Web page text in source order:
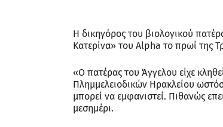
Η δικηγόρος του βιολογικού
Κατερίνα» του Alpha το πρωί της
«Ο πατέρας του Άγγελου είχε
Πλημμελειοδικών Ηρακλείου
μπορεί να εμφανιστεί. Πιθανώς
μεσημέρι.